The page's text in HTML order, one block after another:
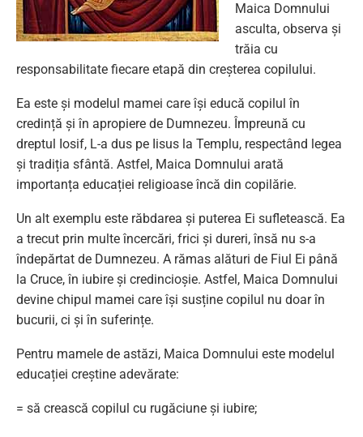
Maica Domnului
asculta, observa și
trăia cu
responsabilitate fiecare etapă din creșterea copilului.
Ea este și modelul mamei care își educă copilul în
credință și în apropiere de Dumnezeu. Împreună cu
dreptul Iosif, L-a dus pe Iisus la Templu, respectând legea
și tradiția sfântă. Astfel, Maica Domnului arată
importanța educației religioase încă din copilărie.
Un alt exemplu este răbdarea și puterea Ei sufletească. Ea
a trecut prin multe încercări, frici și dureri, însă nu s-a
îndepărtat de Dumnezeu. A rămas alături de Fiul Ei până
la Cruce, în iubire și credincioșie. Astfel, Maica Domnului
devine chipul mamei care își susține copilul nu doar în
bucurii, ci și în suferințe.
Pentru mamele de astăzi, Maica Domnului este modelul
educației creștine adevărate:
= să crească copilul cu rugăciune și iubire;